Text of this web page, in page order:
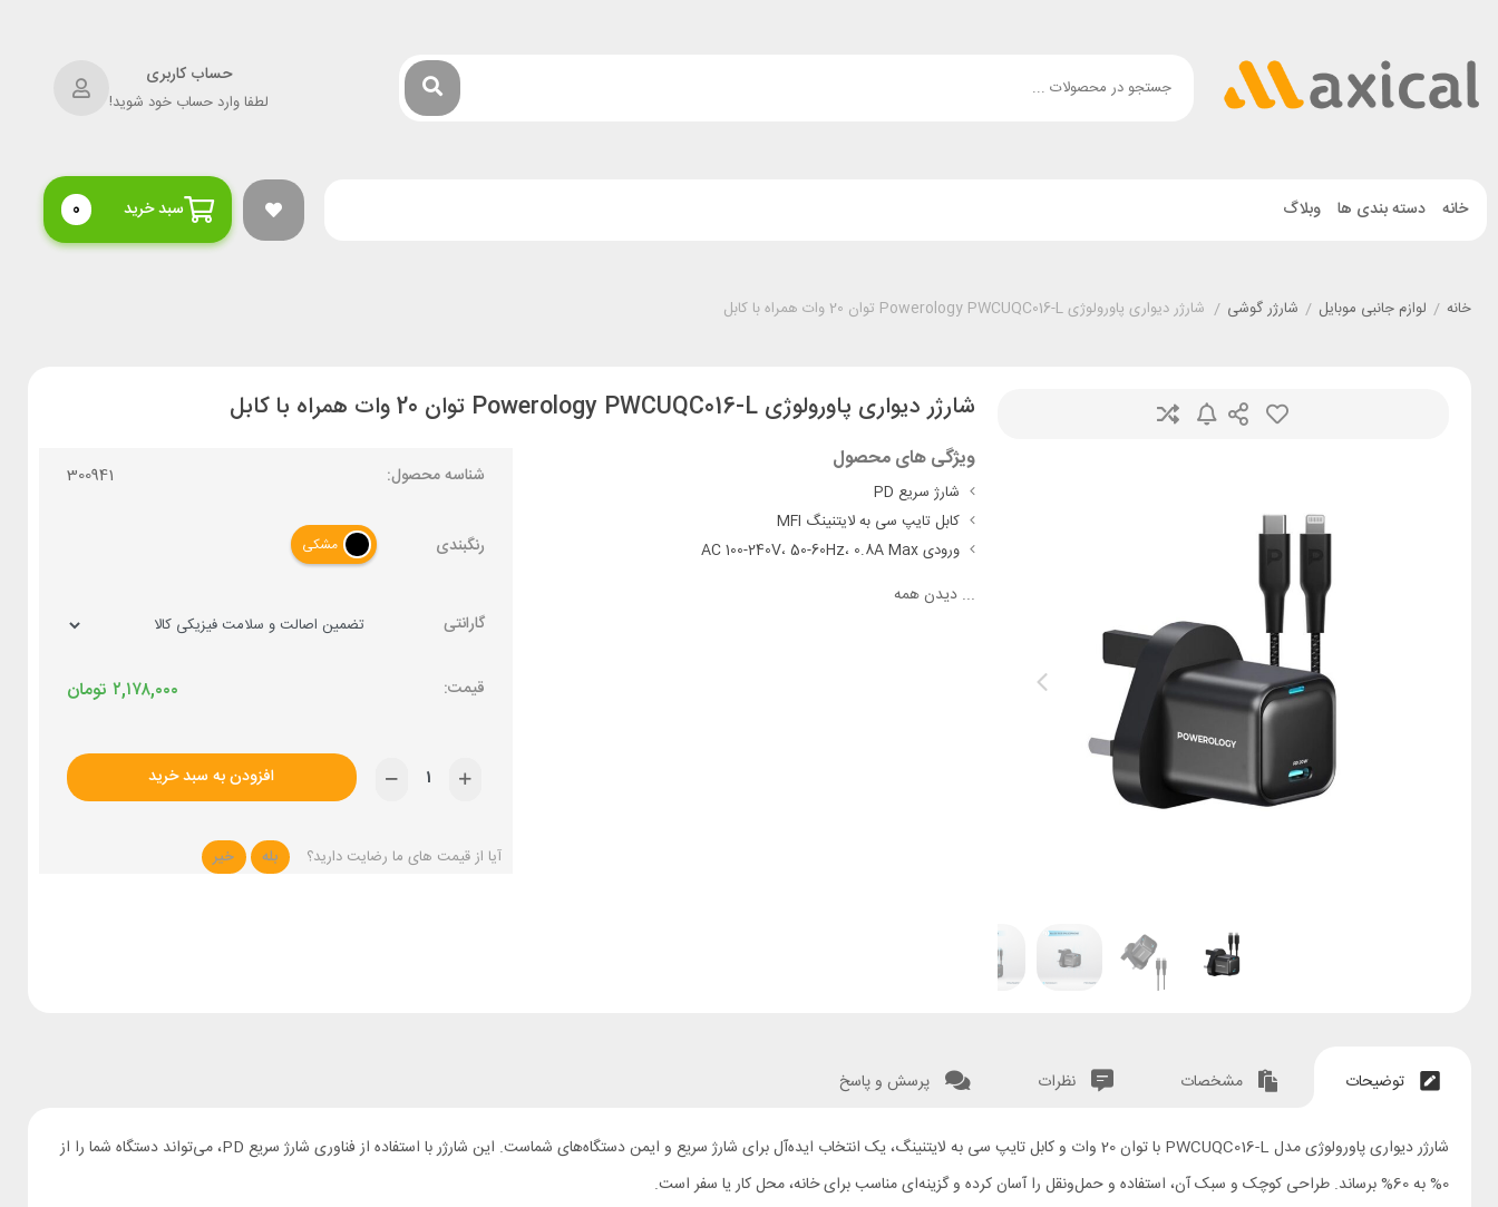
حساب کاربری
لطفا وارد حساب خود شوید!
خانه دسته بندی ها وبلاگ سبد خرید 0
خانه / لوازم جانبی موبایل / شارژر گوشی / شارژر دیواری پاورولوژی Powerology PWCUQC016-L توان 20 وات همراه با کابل
شارژر دیواری پاورولوژی Powerology PWCUQC016-L توان 20 وات همراه با کابل
ویژگی های محصول
شارژ سریع PD
کابل تایپ سی به لایتنینگ MFI
ورودی AC 100-240V، 50-60Hz، 0.8A Max
...دیدن همه
شناسه محصول: 300941
رنگبندی مشکی
گارانتی
تومان ۲,۱۷۸,۰۰۰
افزودن به سبد خرید
آیا از قیمت های ما رضایت دارید؟ بله خیر
توضیحات مشخصات نظرات پرسش و پاسخ
شارژر دیواری پاورولوژی مدل PWCUQC016-L با توان 20 وات و کابل تایپ سی به لایتنینگ، یک انتخاب ایده‌آل برای شارژ سریع و ایمن دستگاه‌های شماست. این شارژر با استفاده از فناوری شارژ سریع PD، می‌تواند دستگاه شما را از
0% به 60% برساند. طراحی کوچک و سبک آن، استفاده و حمل‌ونقل را آسان کرده و گزینه‌ای مناسب برای خانه، محل کار یا سفر است.